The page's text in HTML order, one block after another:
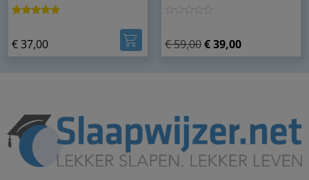
op 5
gebaseerd
op
€37,00 €59,00€39,00